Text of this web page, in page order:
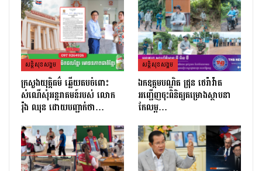
សន្តិសុខសង្គម
ក្រសួងយុត្តិធម៌ ឆ្លើយតបចំពោះ
សំណើសុំអន្តរាគមន៍របស់ លោក
រ៉ុង ឈុន ដោយបញ្ជាក់ថា…
សន្តិសុខសង្គម
ឯកឧត្តមបណ្ឌិត ជ្រុន ថេរ៉ាវ៉ាត
អញ្ជើញចុះពិនិត្យគម្រោងស្ថាបនា
កែលម្អ…